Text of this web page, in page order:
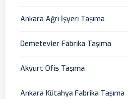
Ankara Ağrı İşyeri Taşıma
Demetevler Fabrika Taşıma
Akyurt Ofis Taşıma
Ankara Kütahya Fabrika Taşıma